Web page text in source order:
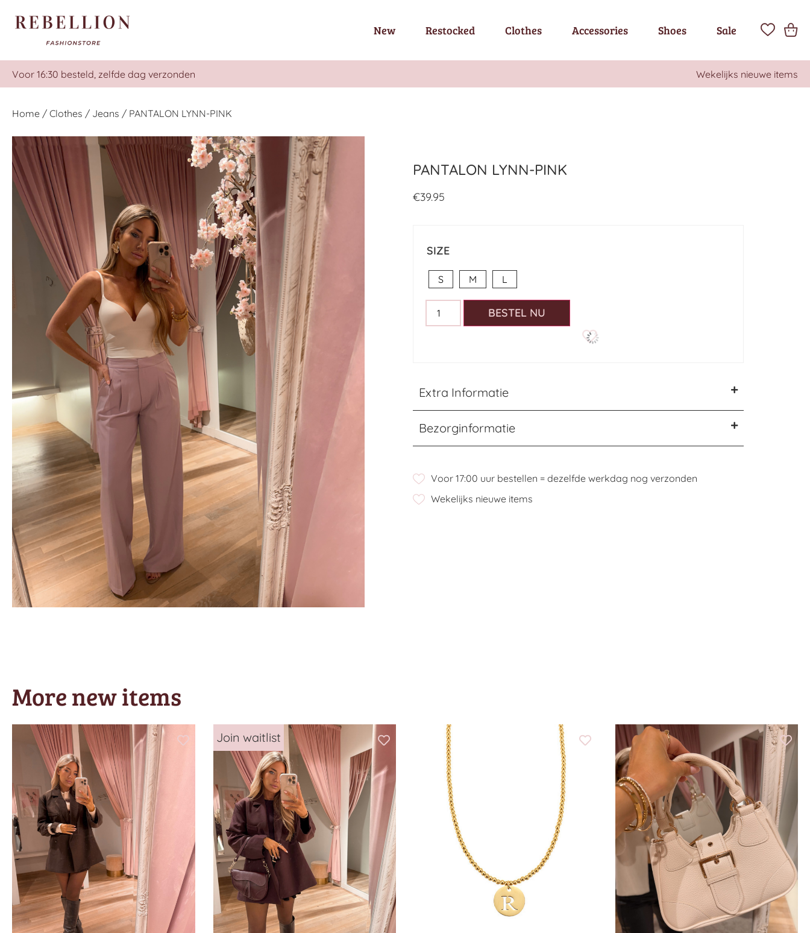
New Restocked Clothes Accessories Shoes Sale
Voor 16:30 besteld, zelfde dag verzonden Wekelijks nieuwe items
Home / Clothes / Jeans / PANTALON LYNN-PINK
PANTALON LYNN-PINK
€39.95
SIZE
S M L
BESTEL NU
Extra Informatie
Bezorginformatie
Voor 17:00 uur bestellen = dezelfde werkdag nog verzonden
Wekelijks nieuwe items
More new items